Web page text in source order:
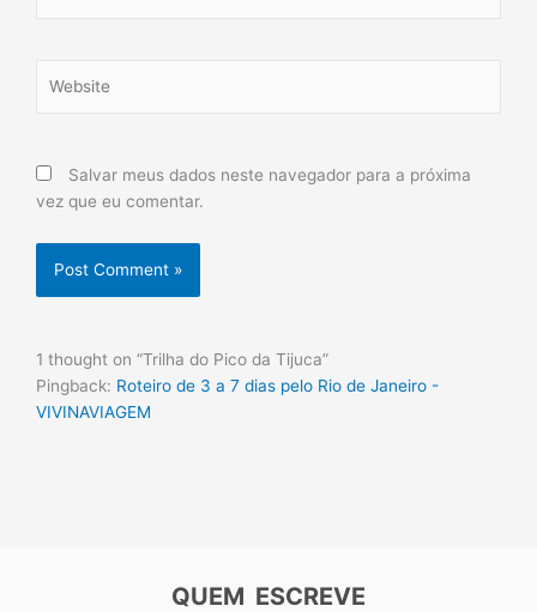
Salvar meus dados neste navegador para a próxima
vez que eu comentar.
1 thought on “Trilha do Pico da Tijuca”
Pingback: Roteiro de 3 a 7 dias pelo Rio de Janeiro -
VIVINAVIAGEM
QUEM ESCREVE